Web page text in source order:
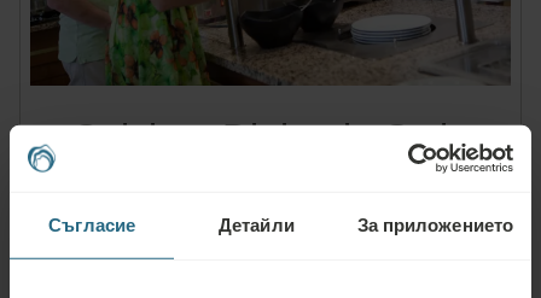
Съгласие Детайли За приложението
Cuisine, Dining in Style
kitchen staff at the Ensana Hotels in Marienbad combines local
and international specialties with a variety of light, healthy,